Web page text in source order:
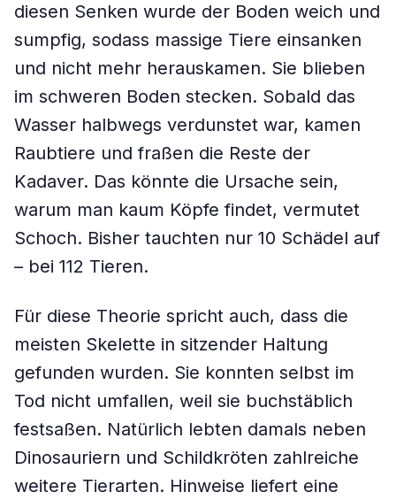
diesen Senken wurde der Boden weich und
sumpfig, sodass massige Tiere einsanken
und nicht mehr herauskamen. Sie blieben
im schweren Boden stecken. Sobald das
Wasser halbwegs verdunstet war, kamen
Raubtiere und fraßen die Reste der
Kadaver. Das könnte die Ursache sein,
warum man kaum Köpfe findet, vermutet
Schoch. Bisher tauchten nur 10 Schädel auf
– bei 112 Tieren.
Für diese Theorie spricht auch, dass die
meisten Skelette in sitzender Haltung
gefunden wurden. Sie konnten selbst im
Tod nicht umfallen, weil sie buchstäblich
festsaßen. Natürlich lebten damals neben
Dinosauriern und Schildkröten zahlreiche
weitere Tierarten. Hinweise liefert eine